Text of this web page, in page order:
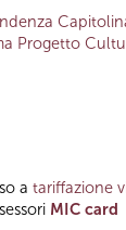
Progetto
a tariffazione
MIC card